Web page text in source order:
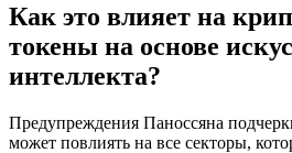
Как это влияет на
токены на основе
интеллекта?
Предупреждения Паноссяна
может повлиять на все секторы,